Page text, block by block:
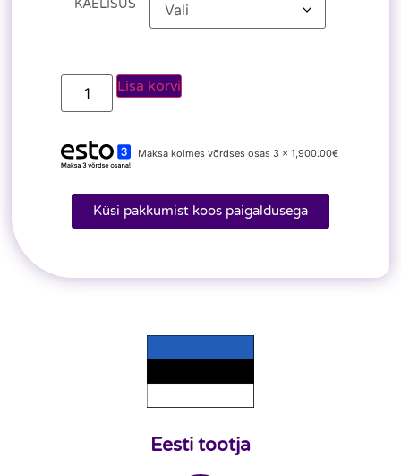
KÄELISUS
Lisa korvi
Maksa kolmes võrdses osas 3 x 1,900.00€
Küsi pakkumist koos paigaldusega
Eesti tootja